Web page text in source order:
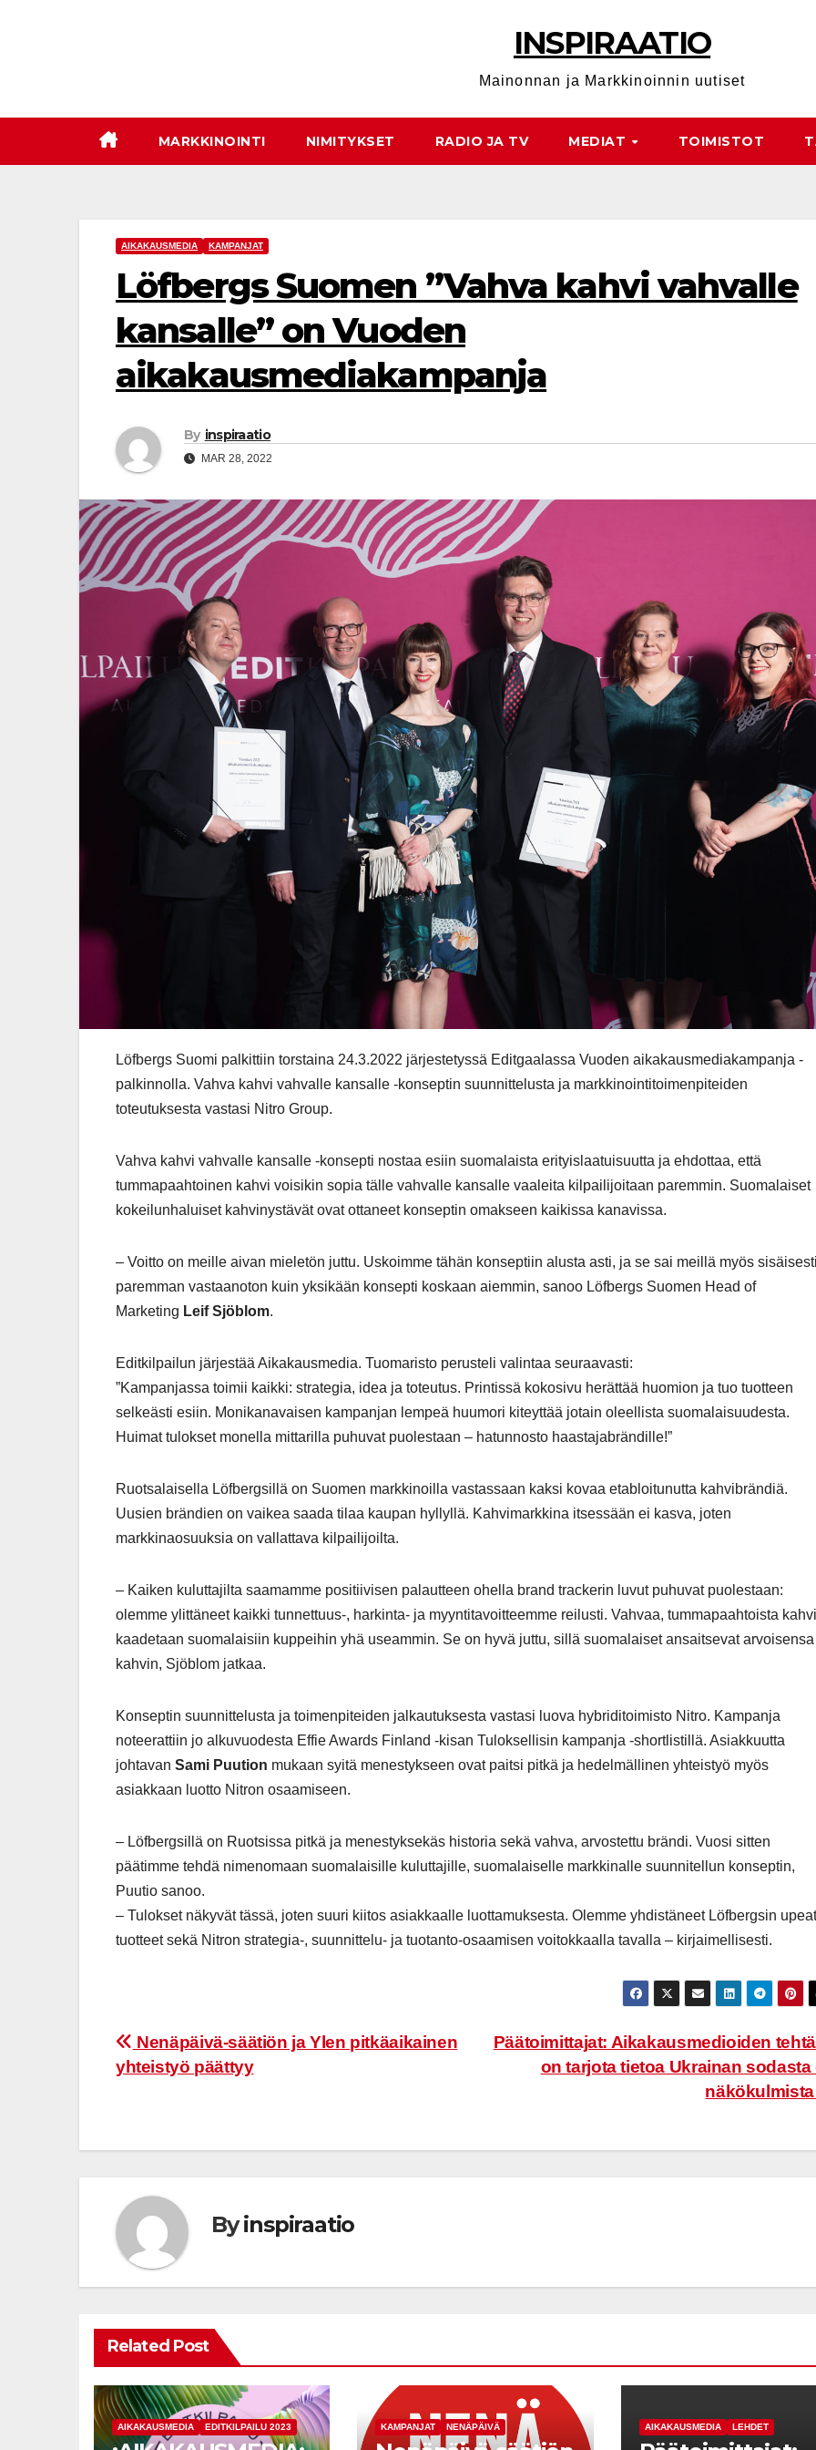
INSPIRAATIO
Mainonnan ja Markkinoinnin uutiset
MARKKINOINTI NIMITYKSET RADIO JA TV MEDIAT TOIMISTOT
AIKAKAUSMEDIA KAMPANJAT
Löfbergs Suomen ”Vahva kahvi vahvalle
kansalle” on Vuoden
aikakausmediakampanja
By inspiraatio
MAR 28, 2022
Löfbergs Suomi palkittiin torstaina 24.3.2022 järjestetyssä Editgaalassa Vuoden aikakausmediakampanja -
palkinnolla. Vahva kahvi vahvalle kansalle -konseptin suunnittelusta ja markkinointitoimenpiteiden
toteutuksesta vastasi Nitro Group.
Vahva kahvi vahvalle kansalle -konsepti nostaa esiin suomalaista erityislaatuisuutta ja ehdottaa, että
tummapaahtoinen kahvi voisikin sopia tälle vahvalle kansalle vaaleita kilpailijoitaan paremmin. Suomalaiset
kokeilunhaluiset kahvinystävät ovat ottaneet konseptin omakseen kaikissa kanavissa.
– Voitto on meille aivan mieletön juttu. Uskoimme tähän konseptiin alusta asti, ja se sai meillä myös
paremman vastaanoton kuin yksikään konsepti koskaan aiemmin, sanoo Löfbergs Suomen Head of
Marketing Leif Sjöblom.
Editkilpailun järjestää Aikakausmedia. Tuomaristo perusteli valintaa seuraavasti:
”Kampanjassa toimii kaikki: strategia, idea ja toteutus. Printissä kokosivu herättää huomion ja tuo tuotteen
selkeästi esiin. Monikanavaisen kampanjan lempeä huumori kiteyttää jotain oleellista suomalaisuudesta.
Huimat tulokset monella mittarilla puhuvat puolestaan – hatunnosto haastajabrändille!”
Ruotsalaisella Löfbergsillä on Suomen markkinoilla vastassaan kaksi kovaa etabloitunutta kahvibrändiä.
Uusien brändien on vaikea saada tilaa kaupan hyllyllä. Kahvimarkkina itsessään ei kasva, joten
markkinaosuuksia on vallattava kilpailijoilta.
– Kaiken kuluttajilta saamamme positiivisen palautteen ohella brand trackerin luvut puhuvat puolestaan:
olemme ylittäneet kaikki tunnettuus-, harkinta- ja myyntitavoitteemme reilusti. Vahvaa, tummapaahtoista
kaadetaan suomalaisiin kuppeihin yhä useammin. Se on hyvä juttu, sillä suomalaiset ansaitsevat arvoisensa
kahvin, Sjöblom jatkaa.
Konseptin suunnittelusta ja toimenpiteiden jalkautuksesta vastasi luova hybriditoimisto Nitro. Kampanja
noteerattiin jo alkuvuodesta Effie Awards Finland -kisan Tuloksellisin kampanja -shortlistillä. Asiakkuutta
johtavan Sami Puution mukaan syitä menestykseen ovat paitsi pitkä ja hedelmällinen yhteistyö myös
asiakkaan luotto Nitron osaamiseen.
– Löfbergsillä on Ruotsissa pitkä ja menestyksekäs historia sekä vahva, arvostettu brändi. Vuosi sitten
päätimme tehdä nimenomaan suomalaisille kuluttajille, suomalaiselle markkinalle suunnitellun konseptin,
Puutio sanoo.
– Tulokset näkyvät tässä, joten suuri kiitos asiakkaalle luottamuksesta. Olemme yhdistäneet Löfbergsin upeat
tuotteet sekä Nitron strategia-, suunnittelu- ja tuotanto-osaamisen voitokkaalla tavalla – kirjaimellisesti.
Post
navigation
Päätoimittajat: Aikakausmedioiden
on tarjota tietoa Ukrainan sodasta
Nenäpäivä-säätiön ja Ylen pitkäaikainen
yhteistyö päättyy
Byinspiraatio
Related Post
AIKAKAUSMEDIA EDITKILPAILU 2023 KAMPANJAT NENÄPÄIVÄ AIKAKAUSMEDIA LEHDET